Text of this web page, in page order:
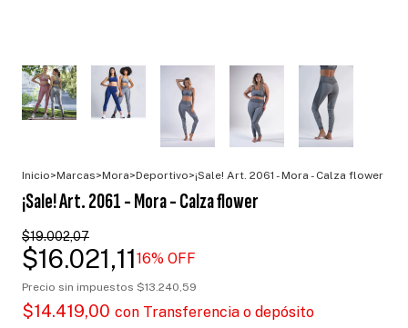
Inicio>Marcas>Mora>Deportivo>¡Sale! Art. 2061 - Mora - Calza flower
¡Sale! Art. 2061 - Mora - Calza flower
$19.002,07
$16.021,1116% OFF
Precio sin impuestos $13.240,59
$14.419,00 con Transferencia o depósito